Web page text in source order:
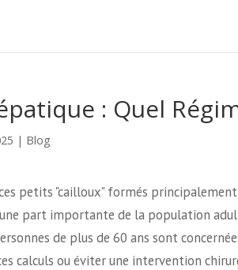
: Quel
| Blog
petits "cailloux" formés
part importante de la population
de plus de 60 ans sont
calculs ou éviter une intervention